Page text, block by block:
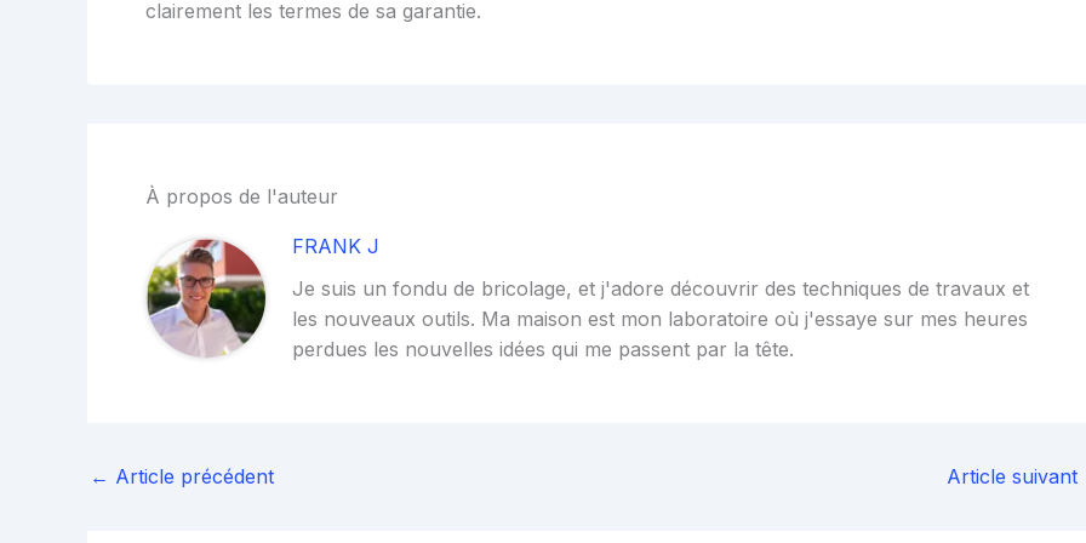
clairement les termes de sa garantie.
À propos de l'auteur
FRANK J
Je suis un fondu de bricolage, et j'adore découvrir des techniques de travaux et
les nouveaux outils. Ma maison est mon laboratoire où j'essaye sur mes heures
perdues les nouvelles idées qui me passent par la tête.
← Article précédent Article suivant